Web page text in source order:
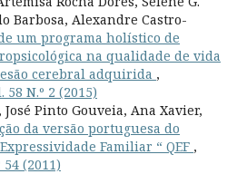
Barbosa, Alexandre Castro-
um programa holístico de
na qualidade de vida
cerebral adquirida ,
58 N.º 2 (2015)
Pinto Gouveia, Ana Xavier,
da versão portuguesa do
Familiar “ QEF ,
(2011)